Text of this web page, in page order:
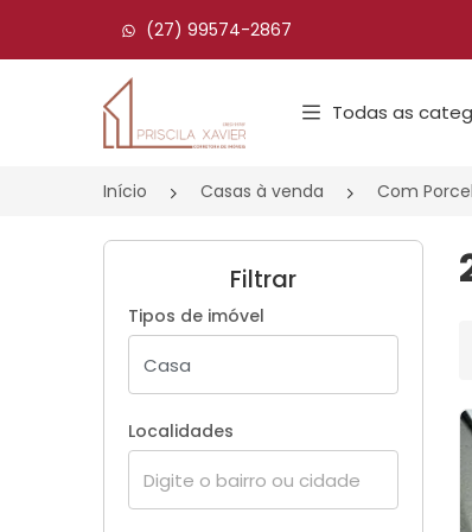
(27) 99574-2867
Página inicial
Todas as
Início Casas à venda Com
Filtrar
Tipos de imóvel
Localidades